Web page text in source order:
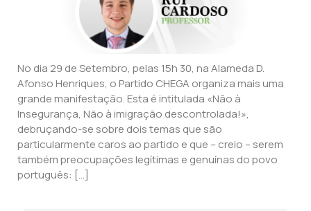
No dia 29 de Setembro, pelas 15h 30, na Alameda D.
Afonso Henriques, o Partido CHEGA organiza mais uma
grande manifestação. Esta é intitulada «Não à
Insegurança, Não à imigração descontrolada!»,
debruçando-se sobre dois temas que são
particularmente caros ao partido e que – creio – serem
também preocupações legítimas e genuínas do povo
português: […]